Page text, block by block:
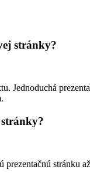
stránky?
Jednoduchá
stránku